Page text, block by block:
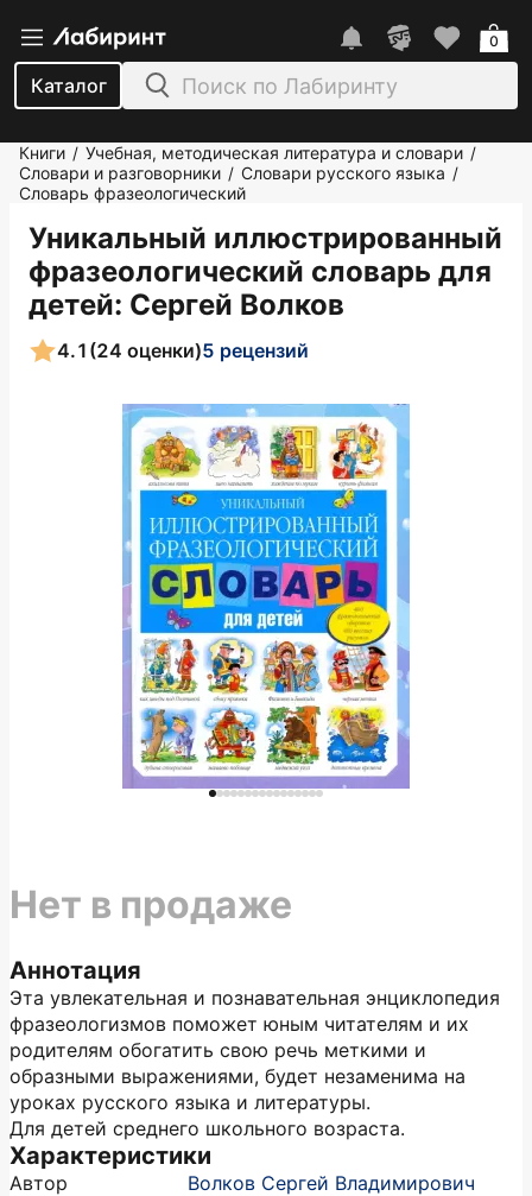
Каталог
0
Книги / Учебная, методическая литература и словари /
Словари и разговорники / Словари русского языка /
Словарь фразеологический
Уникальный иллюстрированный
фразеологический словарь для
детей: Сергей Волков
4.1 (24 оценки)5 рецензий
Аннотация
Эта увлекательная и познавательная энциклопедия
фразеологизмов поможет юным читателям и их
родителям обогатить свою речь меткими и
образными выражениями, будет незаменима на
уроках русского языка и литературы.
Для детей среднего школьного возраста.
Характеристики
Автор
Волков Сергей Владимирович
Нет в продаже